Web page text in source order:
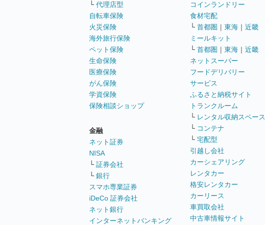
└ 代理店型
自転車保険
火災保険
海外旅行保険
ペット保険
生命保険
医療保険
がん保険
学資保険
保険相談ショップ
金融
ネット証券
NISA
└ 証券会社
└ 銀行
スマホ専業証券
iDeCo 証券会社
ネット銀行
インターネットバンキング
コインランドリー
食材宅配
└ 首都圏 ｜ 東海 ｜ 近畿
ミールキット
└ 首都圏 ｜ 東海 ｜ 近畿
ネットスーパー
フードデリバリー
サービス
ふるさと納税サイト
トランクルーム
└ レンタル収納スペース
└ コンテナ
└ 宅配型
引越し会社
カーシェアリング
レンタカー
格安レンタカー
カーリース
車買取会社
中古車情報サイト